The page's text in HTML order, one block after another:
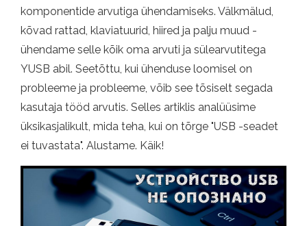
komponentide arvutiga ühendamiseks. Välkmälud,
kõvad rattad, klaviatuurid, hiired ja palju muud -
ühendame selle kõik oma arvuti ja sülearvutitega
YUSB abil. Seetõttu, kui ühenduse loomisel on
probleeme ja probleeme, võib see tõsiselt segada
kasutaja tööd arvutis. Selles artiklis analüüsime
üksikasjalikult, mida teha, kui on tõrge "USB -seadet
ei tuvastata". Alustame. Käik!